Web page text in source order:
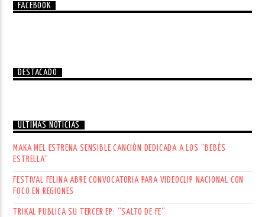
FACEBOOK
DESTACADO
ÚLTIMAS NOTICIAS
MAKA MEL ESTRENA SENSIBLE CANCIÓN DEDICADA A LOS “BEBÉS
ESTRELLA”
FESTIVAL FELINA ABRE CONVOCATORIA PARA VIDEOCLIP NACIONAL CON
FOCO EN REGIONES
TRIKAL PUBLICA SU TERCER EP: “SALTO DE FE”